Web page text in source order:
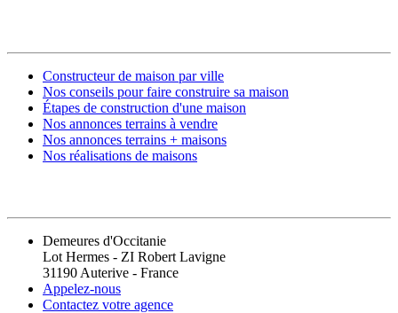
Constructeur de maison par ville
Nos conseils pour faire construire sa maison
Étapes de construction d'une maison
Nos annonces terrains à vendre
Nos annonces terrains + maisons
Nos réalisations de maisons
Demeures d'Occitanie
Lot Hermes - ZI Robert Lavigne
31190 Auterive - France
Appelez-nous
Contactez votre agence